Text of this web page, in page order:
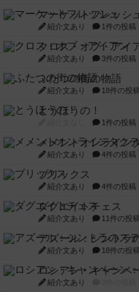
マーケットフレッシュ
紹介文あり 1件の投稿
クロス・オブ・アイ
紹介文あり 3件の投稿
ふたつの街の物語
紹介文あり 18件の投稿
とうほうの！
1件の投稿
メメントオンライン
紹介文あり 4件の投稿
ブリックス
紹介文あり 4件の投稿
ダグエイトチェス
紹介文あり 11件の投稿
アズール：シントラ
紹介文あり 18件の投稿
ロシアン・キャンペ
紹介文あり